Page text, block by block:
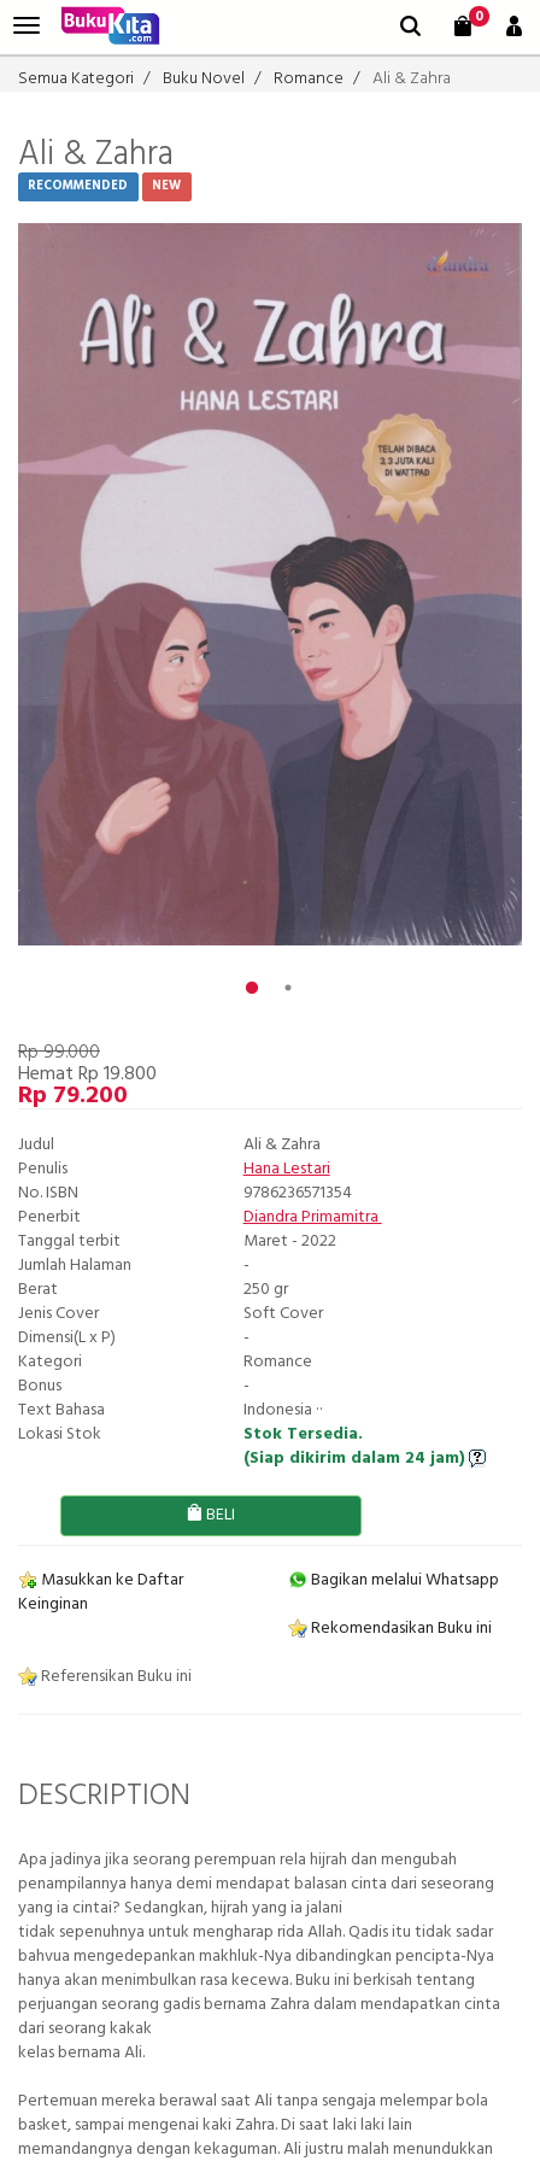
0
Semua Kategori Buku Novel Romance Ali & Zahra
Ali & Zahra
RECOMMENDED NEW
Rp 99.000
Hemat Rp 19.800
Rp 79.200
Judul
Ali & Zahra
Penulis
Hana Lestari
No. ISBN
9786236571354
Penerbit
Diandra Primamitra
Tanggal terbit
Maret - 2022
Jumlah Halaman
-
Berat
250 gr
Jenis Cover
Soft Cover
Dimensi(L x P)
-
Kategori
Romance
Bonus
-
Text Bahasa
Indonesia ··
Lokasi Stok
Stok Tersedia.
(Siap dikirim dalam 24 jam)
BELI
Masukkan ke Daftar
Keinginan
Bagikan melalui Whatsapp
Rekomendasikan Buku ini
Referensikan Buku ini
DESCRIPTION
Apa jadinya jika seorang perempuan rela hijrah dan mengubah
penampilannya hanya demi mendapat balasan cinta dari seseorang
yang ia cintai? Sedangkan, hijrah yang ia jalani
tidak sepenuhnya untuk mengharap rida Allah. Qadis itu tidak sadar
bahvua mengedepankan makhluk-Nya dibandingkan pencipta-Nya
hanya akan menimbulkan rasa kecewa. Buku ini berkisah tentang
perjuangan seorang gadis bernama Zahra dalam mendapatkan cinta
dari seorang kakak
kelas bernama Ali.
Pertemuan mereka berawal saat Ali tanpa sengaja melempar bola
basket, sampai mengenai kaki Zahra. Di saat laki laki lain
memandangnya dengan kekaguman. Ali justru malah menundukkan